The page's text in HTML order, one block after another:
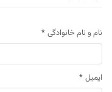
نام و نام خانوادگی *
ایمیل *